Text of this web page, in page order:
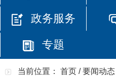
政务服务
专题
当前位置： 首页 /要闻动态